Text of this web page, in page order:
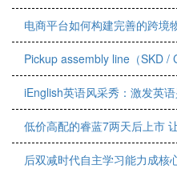
电商平台如何构建完善的跨境
Pickup assembly line（SKD /
iEnglish英语风采秀：激发英
低价高配的睿蓝7两天后上市
后双减时代自主学习能力成核